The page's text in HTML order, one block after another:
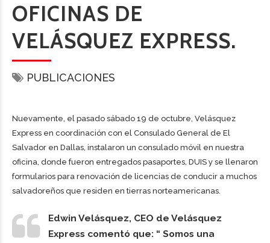
OFICINAS DE
VELÁSQUEZ EXPRESS.
PUBLICACIONES
Nuevamente, el pasado sábado 19 de octubre, Velásquez
Express en coordinación con el Consulado General de El
Salvador en Dallas, instalaron un consulado móvil en nuestra
oficina, donde fueron entregados pasaportes, DUIS y se llenaron
formularios para renovación de licencias de conducir a muchos
salvadoreños que residen en tierras norteamericanas.
Edwin Velásquez, CEO de Velásquez
Express comentó que: “ Somos una